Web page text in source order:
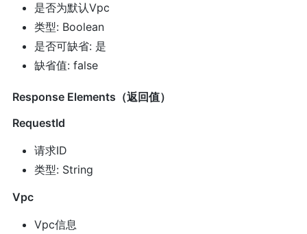
是否为默认Vpc
类型: Boolean
是否可缺省: 是
缺省值: false
Response Elements（返回值）
RequestId
请求ID
类型: String
Vpc
Vpc信息